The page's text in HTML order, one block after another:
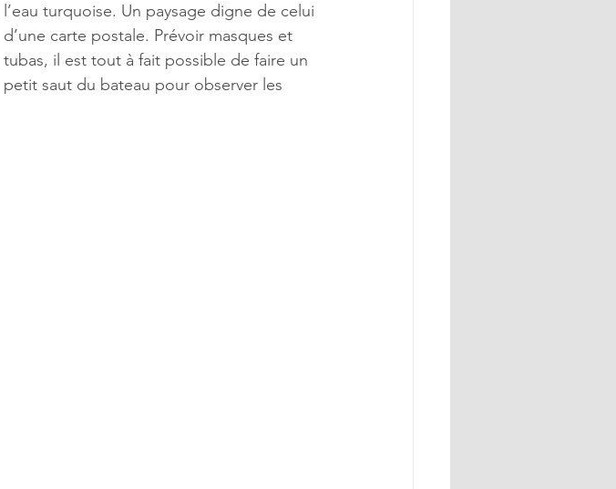
l’eau turquoise. Un paysage digne de celui
d’une carte postale. Prévoir masques et
tubas, il est tout à fait possible de faire un
petit saut du bateau pour observer les